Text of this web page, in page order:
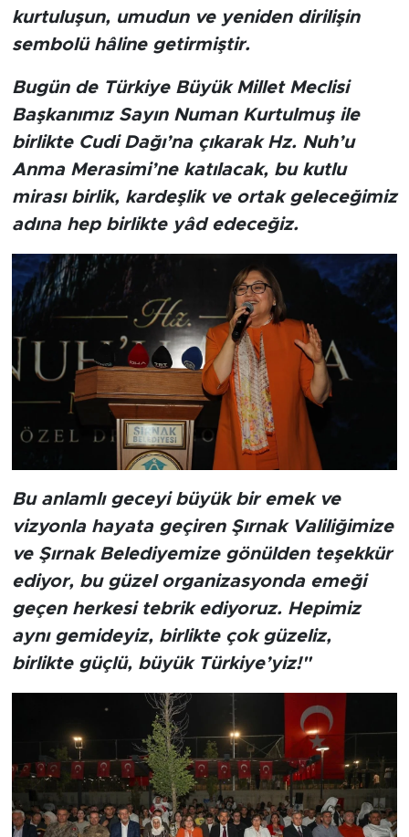
kurtuluşun, umudun ve yeniden dirilişin
sembolü hâline getirmiştir.
Bugün de Türkiye Büyük Millet Meclisi
Başkanımız Sayın Numan Kurtulmuş ile
birlikte Cudi Dağı’na çıkarak Hz. Nuh’u
Anma Merasimi’ne katılacak, bu kutlu
mirası birlik, kardeşlik ve ortak geleceğimiz
adına hep birlikte yâd edeceğiz.
Bu anlamlı geceyi büyük bir emek ve
vizyonla hayata geçiren Şırnak Valiliğimize
ve Şırnak Belediyemize gönülden teşekkür
ediyor, bu güzel organizasyonda emeği
geçen herkesi tebrik ediyoruz. Hepimiz
aynı gemideyiz, birlikte çok güzeliz,
birlikte güçlü, büyük Türkiye’yiz!"